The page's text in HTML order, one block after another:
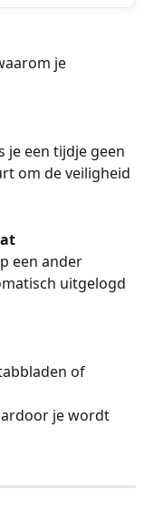
je
je een tijdje geen
om de veiligheid
een ander
uitgelogd
of
je wordt